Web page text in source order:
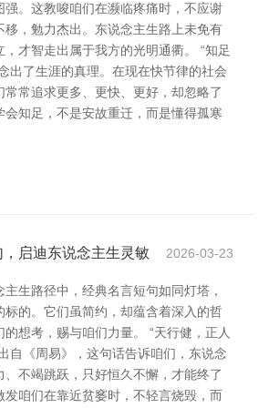
强。这教唆咱们在濒临疼痛时，不应谢
移，勉力杰出。东说念主生路上未免有
，才智走出属于我方的光明通衢。 “知足
出了生涯的真理。在现在快节律的社会
常常追求更多、更快、更好，却忽略了
会知足，不是安故重迁，而是懂得孤寒
启迪东说念主生灵敏 2026-03-23
生路径中，经典名言短句如同灯塔，
标的。它们虽简约，却蕴含着深入的哲
想考，赐与咱们力量。 “天行健，正人
自《周易》，这句话告诉咱们，东说念
、不竭跳跃，只好恒久不懈，才能终了
发咱们在靠近贫窭时，不轻言烧毁，而